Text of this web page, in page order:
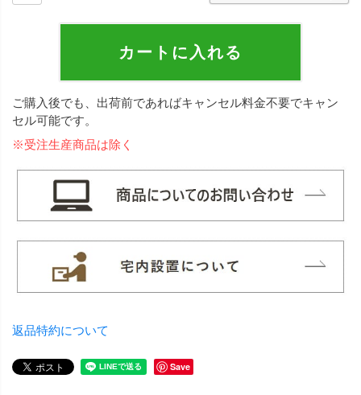
カートに入れる
ご購入後でも、出荷前であればキャンセル料金不要でキャン
セル可能です。
※受注生産商品は除く
返品特約について
Save